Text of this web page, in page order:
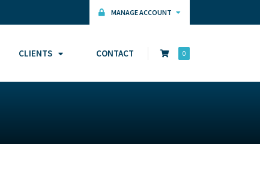
MANAGE ACCOUNT
CLIENTS CONTACT 0